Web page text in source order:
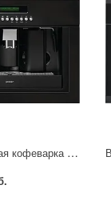
Встраиваемая кофеварка Gorenje GCC 134B в Москве